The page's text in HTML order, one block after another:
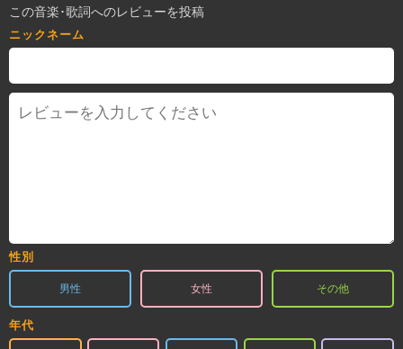
この音楽･歌詞へのレビューを投稿
ニックネーム
性別
男性 女性 その他
年代